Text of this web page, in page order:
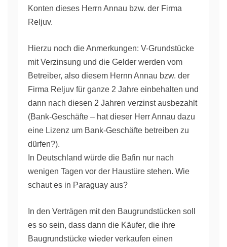
Konten dieses Herrn Annau bzw. der Firma
Reljuv.
Hierzu noch die Anmerkungen: V-Grundstücke
mit Verzinsung und die Gelder werden vom
Betreiber, also diesem Hernn Annau bzw. der
Firma Reljuv für ganze 2 Jahre einbehalten und
dann nach diesen 2 Jahren verzinst ausbezahlt
(Bank-Geschäfte – hat dieser Herr Annau dazu
eine Lizenz um Bank-Geschäfte betreiben zu
dürfen?).
In Deutschland würde die Bafin nur nach
wenigen Tagen vor der Haustüre stehen. Wie
schaut es in Paraguay aus?
In den Verträgen mit den Baugrundstücken soll
es so sein, dass dann die Käufer, die ihre
Baugrundstücke wieder verkaufen einen